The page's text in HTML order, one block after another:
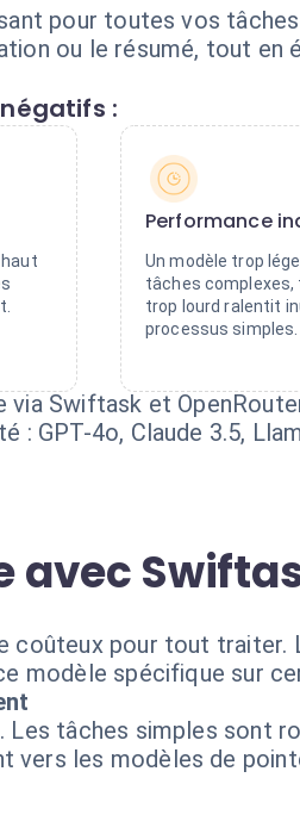
pour toutes vos
ou le résumé, tout
:
Performance
Un modèle trop
tâches complexes,
trop lourd ralentit
processus simples.
via Swiftask et
: GPT-4o, Claude 3.5,
avec
coûteux pour tout
modèle spécifique sur
Les tâches simples sont
vers les modèles de